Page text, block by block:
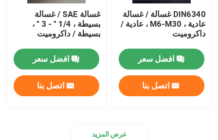
DIN6340 غسالة / غسالة
عادية ، M6-M30 ، عادية /
داكروميت
افضل سعر
اتصل بنا
غسالة SAE / غسالة
بسيطة ، 1/4 " - 3 " ،
بسيطة / داكروميت
افضل سعر
اتصل بنا
عرض المزيد